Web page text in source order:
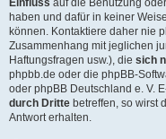
Einfluss auf die Benutzung
haben und dafür in keiner
können. Kontaktiere daher nie
Zusammenhang mit jeglichen
Haftungsfragen usw.), die sich
phpbb.de oder die phpBB-
oder phpBB Deutschland e. V.
durch Dritte betreffen, so wirst
Antwort erhalten.